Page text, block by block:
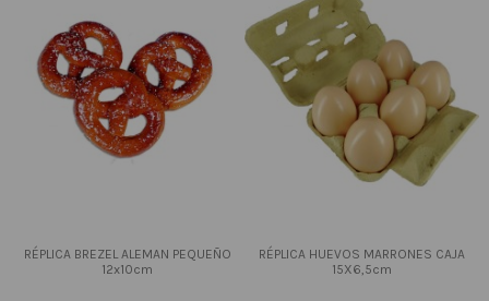
RÉPLICA BREZEL ALEMAN PEQUEÑO
12x10cm
RÉPLICA HUEVOS MARRONES CAJA
15X6,5cm